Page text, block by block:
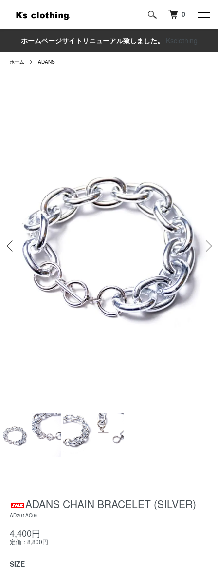
0
ホームページサイトリニューアル致しました。 Ksclothing
ホーム ADANS
ADANS CHAIN BRACELET (SILVER)
AD201AC06
4,400円
定価：8,800円
SIZE